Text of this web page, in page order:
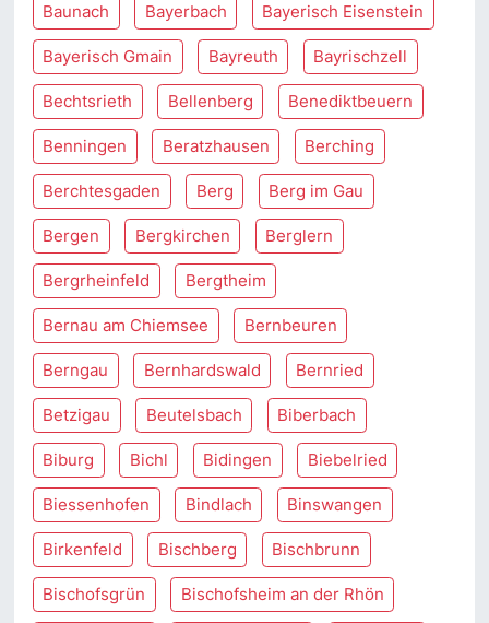
Baunach Bayerbach Bayerisch Eisenstein
Bayerisch Gmain Bayreuth Bayrischzell
Bechtsrieth Bellenberg Benediktbeuern
Benningen Beratzhausen Berching
Berchtesgaden Berg Berg im Gau
Bergen Bergkirchen Berglern
Bergrheinfeld Bergtheim
Bernau am Chiemsee Bernbeuren
Berngau Bernhardswald Bernried
Betzigau Beutelsbach Biberbach
Biburg Bichl Bidingen Biebelried
Biessenhofen Bindlach Binswangen
Birkenfeld Bischberg Bischbrunn
Bischofsgrün Bischofsheim an der Rhön